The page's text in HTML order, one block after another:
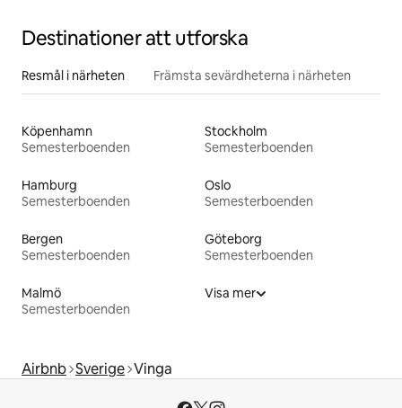
Destinationer att utforska
Resmål i närheten Främsta sevärdheterna i närheten
Köpenhamn
Semesterboenden
Stockholm
Semesterboenden
Hamburg
Semesterboenden
Oslo
Semesterboenden
Bergen
Semesterboenden
Göteborg
Semesterboenden
Malmö
Semesterboenden
Visa mer
Airbnb Sverige Vinga